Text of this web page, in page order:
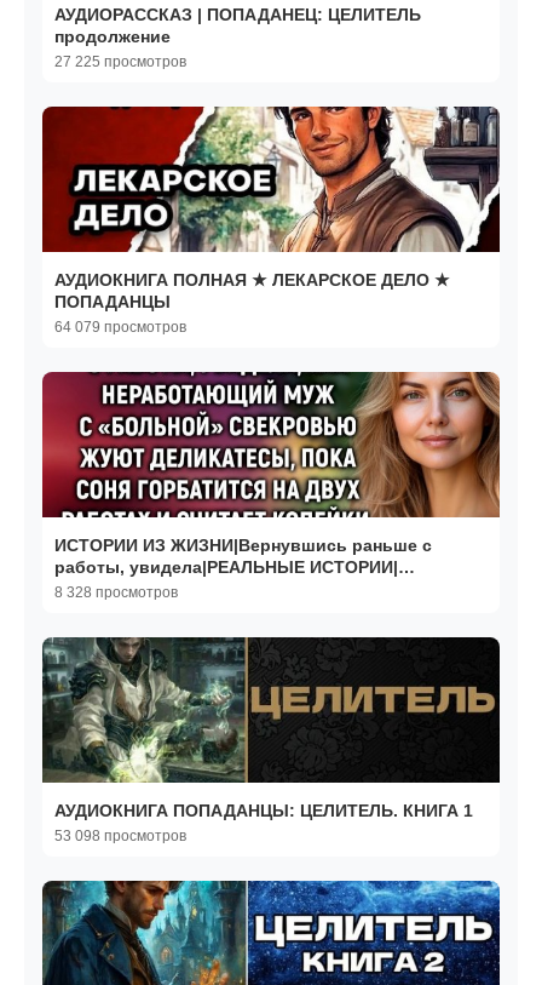
АУДИОРАССКАЗ | ПОПАДАНЕЦ: ЦЕЛИТЕЛЬ
продолжение
27 225 просмотров
АУДИОКНИГА ПОЛНАЯ ★ ЛЕКАРСКОЕ ДЕЛО ★
ПОПАДАНЦЫ
64 079 просмотров
ИСТОРИИ ИЗ ЖИЗНИ|Вернувшись раньше с
работы, увидела|РЕАЛЬНЫЕ ИСТОРИИ|
ЖИЗНЕННЫЕ ИСТОРИИ
8 328 просмотров
АУДИОКНИГА ПОПАДАНЦЫ: ЦЕЛИТЕЛЬ. КНИГА 1
53 098 просмотров